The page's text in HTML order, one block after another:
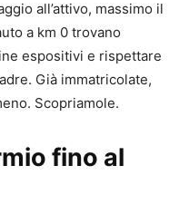
all’attivo, massimo il
a km 0 trovano
espositivi e rispettare
Già immatricolate,
Scopriamole.
fino al